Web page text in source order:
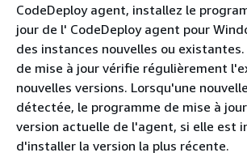
CodeDeploy agent, installez le
jour de l' CodeDeploy agent pour
des instances nouvelles ou
de mise à jour vérifie régulièrement
nouvelles versions. Lorsqu'une
détectée, le programme de mise à
version actuelle de l'agent, si elle est
d'installer la version la plus récente.